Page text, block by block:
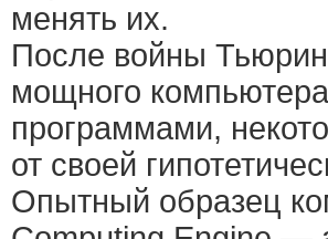
менять их.
После войны
мощного
программами,
от своей
Опытный образец